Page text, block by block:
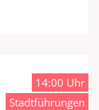
14:00 Uhr
Stadtführungen